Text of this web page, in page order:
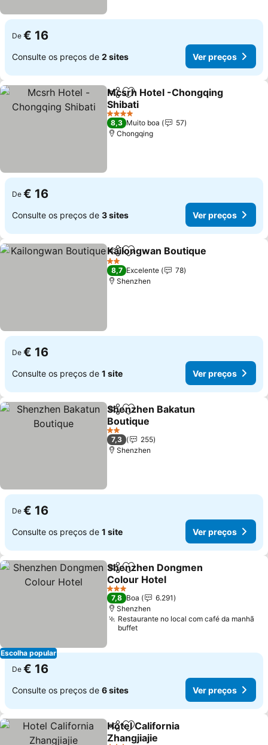
De € 16
Consulte os preços de 2 sites Ver preços
PartilharAdicionar aos favoritos
Mcsrh Hotel -Chongqing
Shibati
4 Estrelas
8,3 Muito boa
57
Chongqing
De € 16
Consulte os preços de 3 sites Ver preços
PartilharAdicionar aos favoritos
Kailongwan Boutique
2 Estrelas
8,7 Excelente
78
Shenzhen
De € 16
Consulte os preços de 1 site Ver preços
PartilharAdicionar aos favoritos
Shenzhen Bakatun
Boutique
2 Estrelas
7,3
255
Shenzhen
De € 16
Consulte os preços de 1 site Ver preços
Escolha popular
PartilharAdicionar aos favoritos
Shenzhen Dongmen
Colour Hotel
3 Estrelas
7,8 Boa
6.291
Shenzhen
Restaurante no local com café da manhã
buffet
De € 16
Consulte os preços de 6 sites Ver preços
PartilharAdicionar aos favoritos
Hotel California
Zhangjiajie